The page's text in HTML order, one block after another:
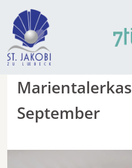
September